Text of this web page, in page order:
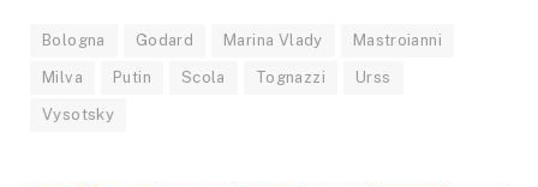
Bologna Godard Marina Vlady Mastroianni
Milva Putin Scola Tognazzi Urss
Vysotsky